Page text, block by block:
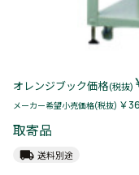
オレンジブック価格(税抜)
メーカー希望小売価格(税抜) ￥
取寄品
local_shipping 送料別途